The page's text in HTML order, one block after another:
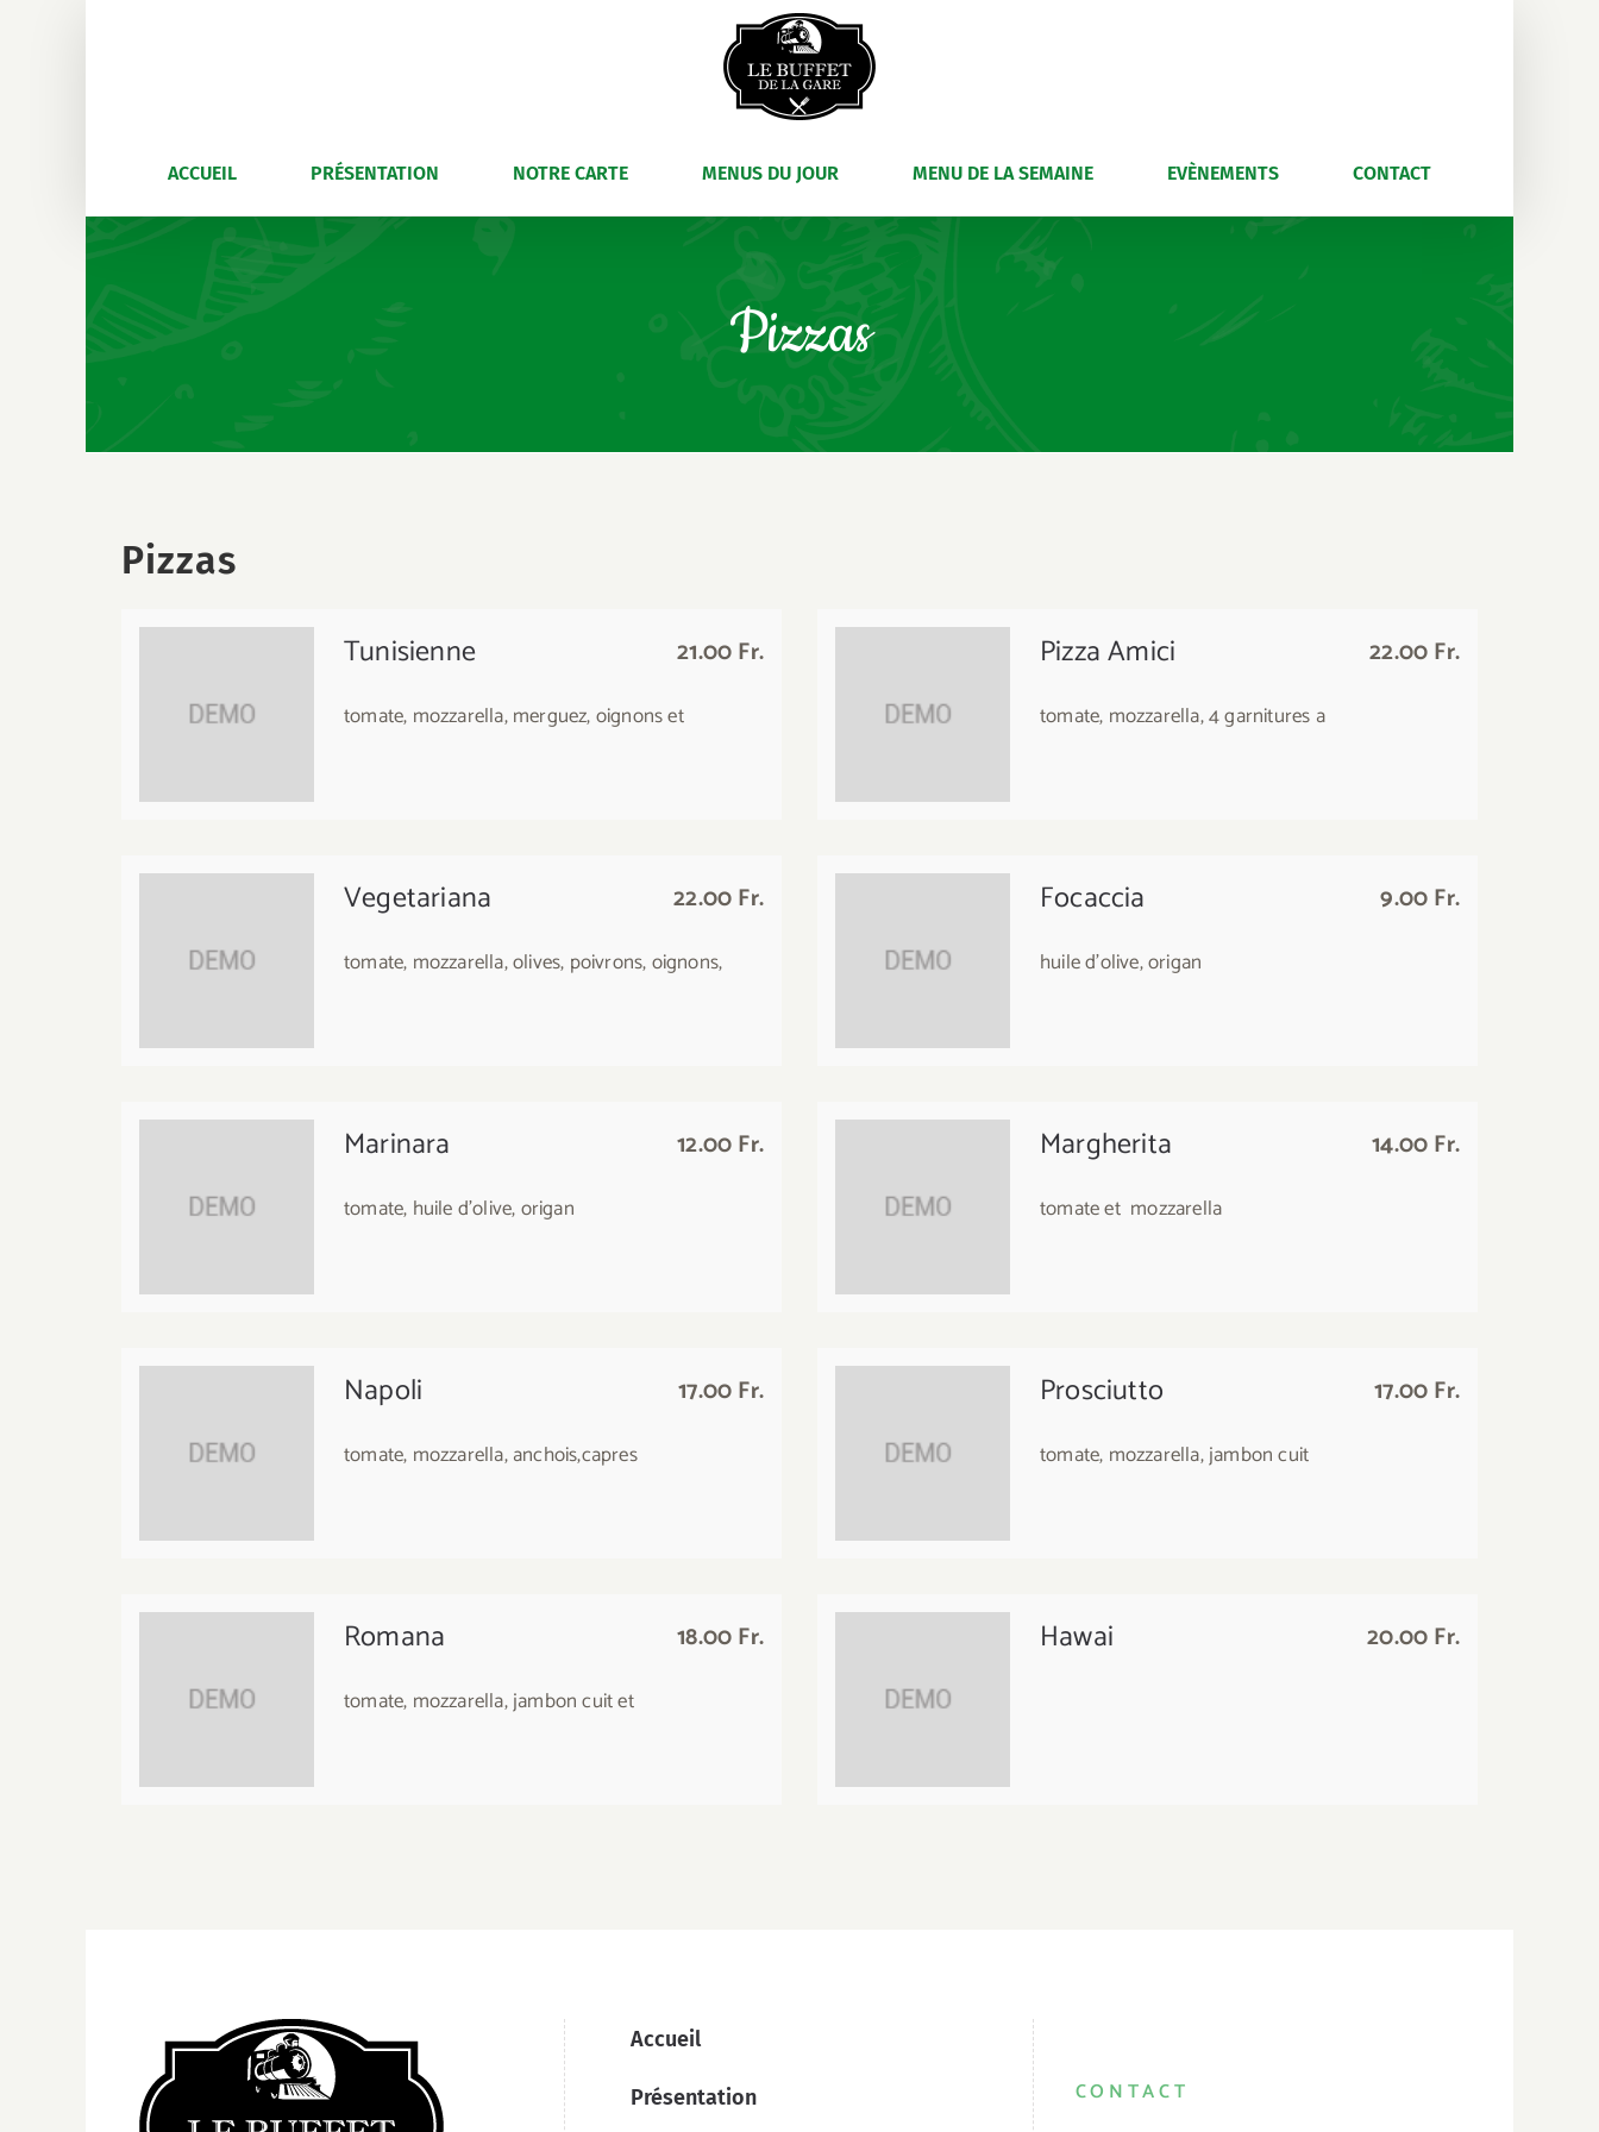
ACCUEIL PRÉSENTATION NOTRE CARTE MENUS DU JOUR MENU DE LA SEMAINE EVÈNEMENTS CONTACT
Pizzas
Pizzas
Tunisienne 21.00 Fr.
tomate, mozzarella, merguez, oignons et
Pizza Amici 22.00 Fr.
tomate, mozzarella, 4 garnitures a
Vegetariana 22.00 Fr.
tomate, mozzarella, olives, poivrons, oignons,
Focaccia 9.00 Fr.
huile d'olive, origan
Marinara 12.00 Fr.
tomate, huile d'olive, origan
Margherita 14.00 Fr.
tomate et mozzarella
Napoli 17.00 Fr.
tomate, mozzarella, anchois,capres
Prosciutto 17.00 Fr.
tomate, mozzarella, jambon cuit
Romana 18.00 Fr.
tomate, mozzarella, jambon cuit et
Hawai 20.00 Fr.
Accueil
Présentation CONTACT